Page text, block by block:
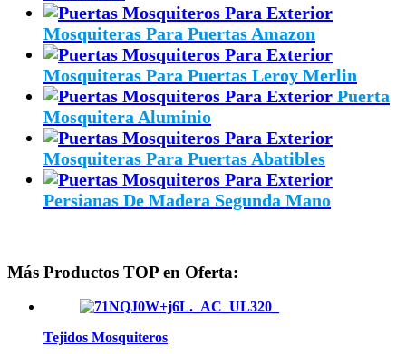
Mosquiteras Para Puertas Amazon
Mosquiteras Para Puertas Leroy Merlin
Puerta
Mosquitera Aluminio
Mosquiteras Para Puertas Abatibles
Persianas De Madera Segunda Mano
Más Productos TOP en Oferta:
Tejidos Mosquiteros